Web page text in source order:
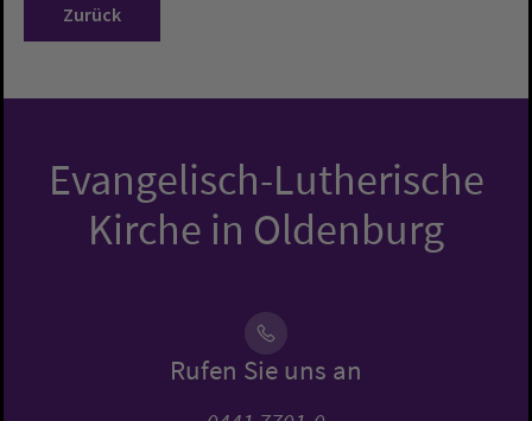
Zurück
Evangelisch-Lutherische
Kirche in Oldenburg
Rufen Sie uns an